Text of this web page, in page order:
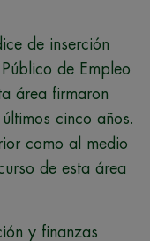
de inserción
de Empleo
área firmaron
cinco años.
como al medio
de esta área
y finanzas